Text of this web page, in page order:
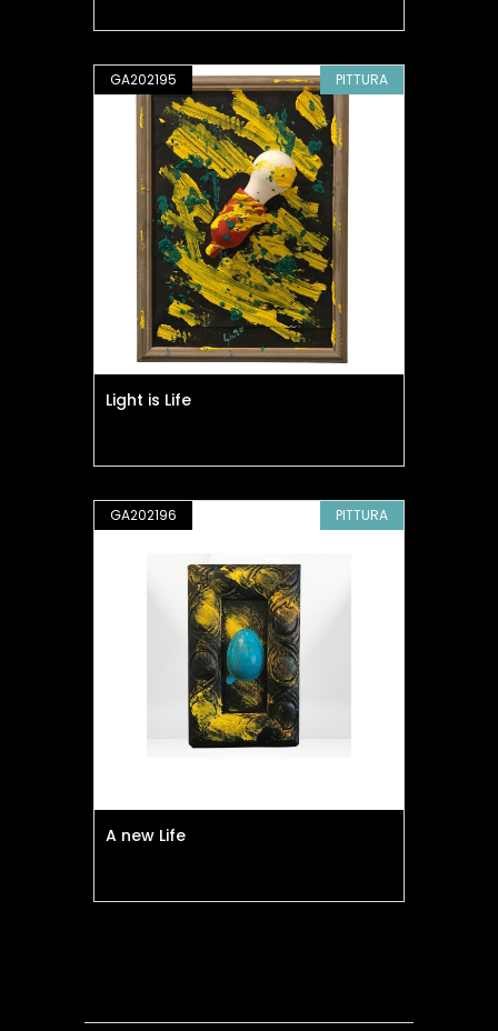
GA202195 PITTURA
Light is Life
GA202196 PITTURA
A new Life